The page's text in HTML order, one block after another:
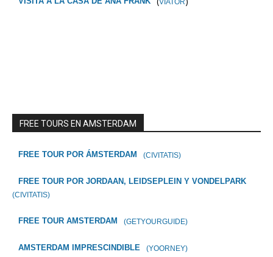
VIATOR
FREE TOURS EN AMSTERDAM
FREE TOUR POR ÁMSTERDAM (CIVITATIS)
FREE TOUR POR JORDAAN, LEIDSEPLEIN Y VONDELPARK
(CIVITATIS)
FREE TOUR AMSTERDAM (GETYOURGUIDE)
AMSTERDAM IMPRESCINDIBLE (YOORNEY)